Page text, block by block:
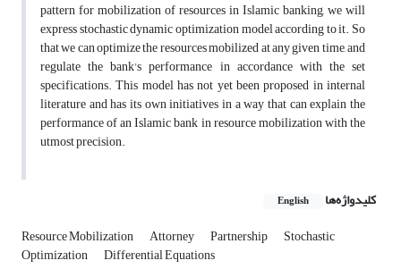
pattern for mobilization of resources in Islamic banking, we will
express stochastic dynamic optimization model according to it. So
that we can optimize the resources mobilized at any given time, and
regulate the bank's performance in accordance with the set
specifications. This model has not yet been proposed in internal
literature and has its own initiatives in a way that can explain the
performance of an Islamic bank in resource mobilization with the
utmost precision.
کلیدواژه‌ها English
Resource Mobilization Attorney Partnership Stochastic
Optimization Differential Equations